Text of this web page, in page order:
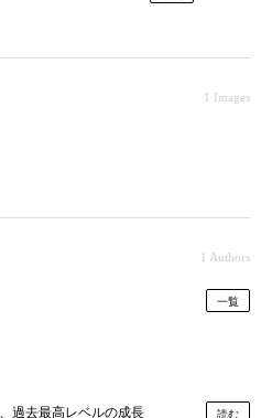
1 Images
1 Authors
一覧
過去最高レベルの成長 読む